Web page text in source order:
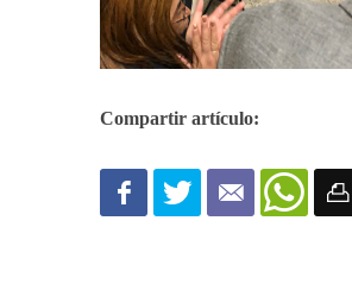
Compartir artículo: